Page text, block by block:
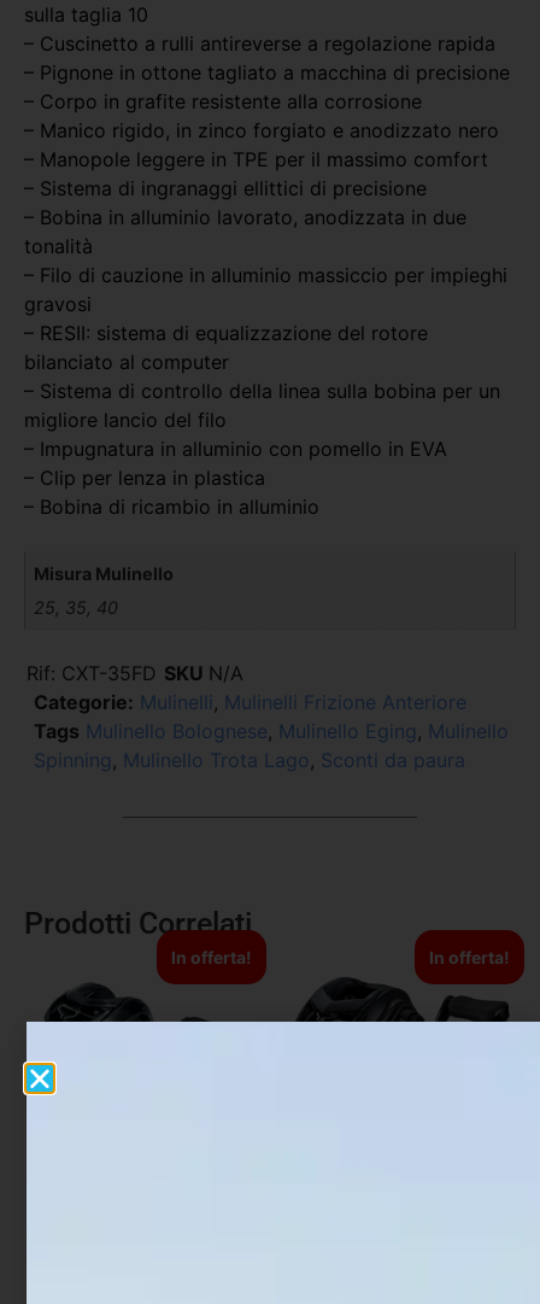
sulla taglia 10
– Cuscinetto a rulli antireverse a regolazione rapida
– Pignone in ottone tagliato a macchina di precisione
– Corpo in grafite resistente alla corrosione
– Manico rigido, in zinco forgiato e anodizzato nero
– Manopole leggere in TPE per il massimo comfort
– Sistema di ingranaggi ellittici di precisione
– Bobina in alluminio lavorato, anodizzata in due
tonalità
– Filo di cauzione in alluminio massiccio per impieghi
gravosi
– RESII: sistema di equalizzazione del rotore
bilanciato al computer
– Sistema di controllo della linea sulla bobina per un
migliore lancio del filo
– Impugnatura in alluminio con pomello in EVA
– Clip per lenza in plastica
– Bobina di ricambio in alluminio
Misura Mulinello
25, 35, 40
Rif: CXT-35FD SKU N/A
Categorie: Mulinelli , Mulinelli Frizione Anteriore
Tags Mulinello Bolognese, Mulinello Eging , Mulinello
Spinning , Mulinello Trota Lago , Sconti da paura
Prodotti Correlati
In offerta! In offerta!